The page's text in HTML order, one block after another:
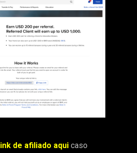
link de afiliado aqui caso